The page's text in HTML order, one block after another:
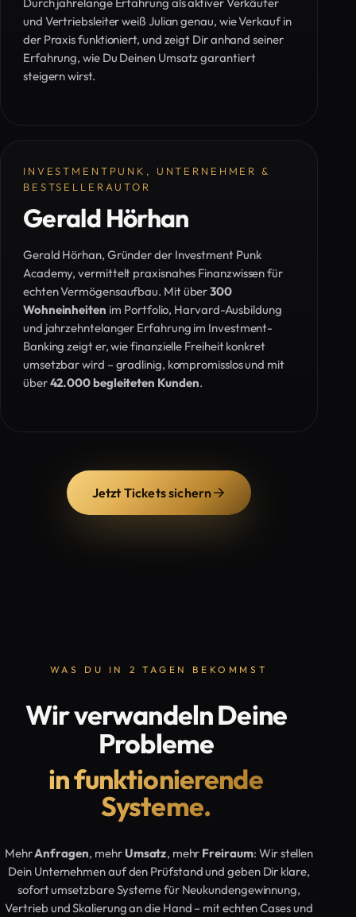
Durch jahrelange Erfahrung als aktiver Verkäufer
und Vertriebsleiter weiß Julian genau, wie Verkauf in
der Praxis funktioniert, und zeigt Dir anhand seiner
Erfahrung, wie Du Deinen Umsatz garantiert
steigern wirst.
INVESTMENTPUNK, UNTERNEHMER &
BESTSELLERAUTOR
Gerald Hörhan
Gerald Hörhan, Gründer der Investment Punk
Academy, vermittelt praxisnahes Finanzwissen für
echten Vermögensaufbau. Mit über300
Wohneinheiten im Portfolio, Harvard-Ausbildung
und jahrzehntelanger Erfahrung im Investment-
Banking zeigt er, wie finanzielle Freiheit konkret
umsetzbar wird – gradlinig, kompromisslos und mit
über42.000 begleiteten Kunden.
Jetzt Tickets sichern
WAS DU IN 2 TAGEN BEKOMMST
Wir verwandeln Deine
Probleme
in funktionierende
Systeme.
MehrAnfragen, mehrUmsatz, mehr Freiraum: Wir stellen
Dein Unternehmen auf den Prüfstand und geben Dir klare,
sofort umsetzbare Systeme für Neukundengewinnung,
Vertrieb und Skalierung an die Hand – mit echten Cases und